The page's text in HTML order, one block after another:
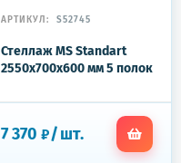
АРТИКУЛ: S52745
Стеллаж MS Standart
2550x700x600 мм 5 полок
7 370 ₽/шт.